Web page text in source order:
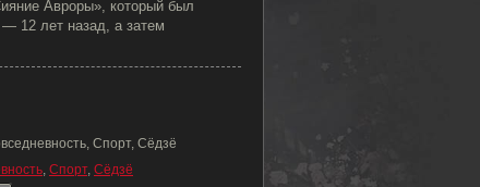
Авроры», который был
12 лет назад, а затем
Спорт, Сёдзё
, Спорт, Сёдзё